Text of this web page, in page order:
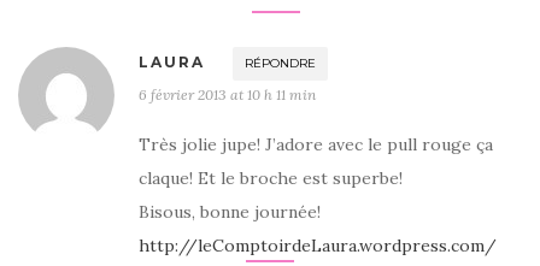
LAURA RÉPONDRE
6 février 2013 at 10 h 11 min
Très jolie jupe! J’adore avec le pull rouge ça
claque! Et le broche est superbe!
Bisous, bonne journée!
http://leComptoirdeLaura.wordpress.com/